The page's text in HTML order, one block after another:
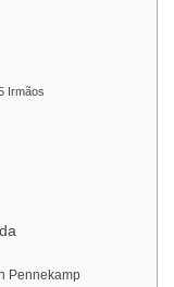
Irmãos
Pennekamp